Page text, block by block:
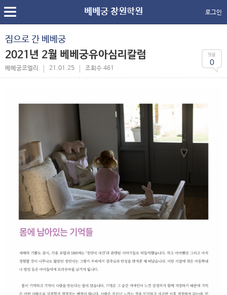
베베궁 창원학원 로그인
집으로 간 베베궁
2021년 2월 베베궁유아심리칼럼
베베궁코엘리 21.01.25 조회수 461
0